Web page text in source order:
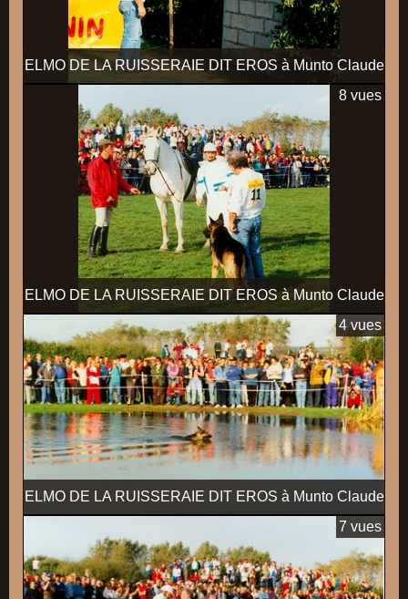
ELMO DE LA RUISSERAIE DIT EROS à Munto Claude
ELMO DE LA RUISSERAIE DIT EROS à Munto Claude
8 vues
ELMO DE LA RUISSERAIE DIT EROS à Munto Claude
4 vues
7 vues